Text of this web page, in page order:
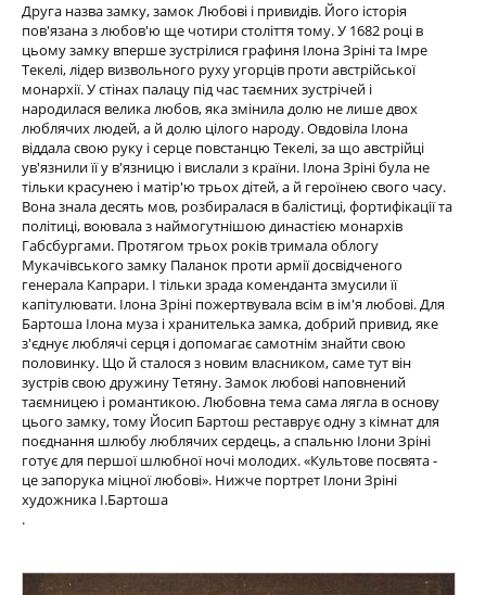
Друга назва замку, замок Любові і привидів. Його історія
пов'язана з любов'ю ще чотири століття тому. У 1682 році в
цьому замку вперше зустрілися графиня Ілона Зріні та Імре
Текелі, лідер визвольного руху угорців проти австрійської
монархії. У стінах палацу під час таємних зустрічей і
народилася велика любов, яка змінила долю не лише двох
люблячих людей, а й долю цілого народу. Овдовіла Ілона
віддала свою руку і серце повстанцю Текелі, за що австрійці
ув'язнили її у в'язницю і вислали з країни. Ілона Зріні була не
тільки красунею і матір'ю трьох дітей, а й героїнею свого часу.
Вона знала десять мов, розбиралася в балістиці, фортифікації та
політиці, воювала з наймогутнішою династією монархів
Габсбургами. Протягом трьох років тримала облогу
Мукачівського замку Паланок проти армії досвідченого
генерала Капрари. І тільки зрада коменданта змусили її
капітулювати. Ілона Зріні пожертвувала всім в ім'я любові. Для
Бартоша Ілона муза і хранителька замка, добрий привид, яке
з'єднує люблячі серця і допомагає самотнім знайти свою
половинку. Що й сталося з новим власником, саме тут він
зустрів свою дружину Тетяну. Замок любові наповнений
таємницею і романтикою. Любовна тема сама лягла в основу
цього замку, тому Йосип Бартош реставрує одну з кімнат для
поєднання шлюбу люблячих сердець, а спальню Ілони Зріні
готує для першої шлюбної ночі молодих. «Культове посвята -
це запорука міцної любові». Нижче портрет Ілони Зріні
художника І.Бартоша
.